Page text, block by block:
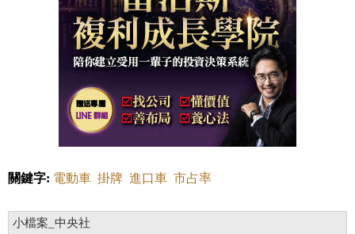
關鍵字: 電動車 掛牌 進口車 市占率
小檔案_中央社